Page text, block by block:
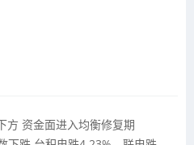
方 资金面进入均衡修复期